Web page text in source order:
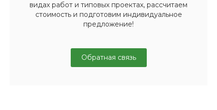
видах работ и типовых проектах, рассчитаем
стоимость и подготовим индивидуальное
предложение!
Обратная связь